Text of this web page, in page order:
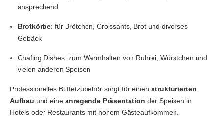
ansprechend
Brotkörbe: für Brötchen, Croissants, Brot und diverses
Gebäck
Chafing Dishes: zum Warmhalten von Rührei, Würstchen und
vielen anderen Speisen
Professionelles Buffetzubehör sorgt für einen strukturierten
Aufbau und eine anregende Präsentation der Speisen in
Hotels oder Restaurants mit hohem Gästeaufkommen.